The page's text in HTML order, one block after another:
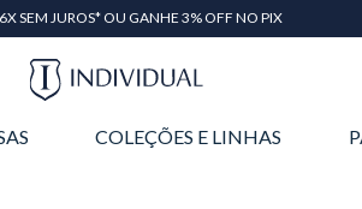
SEM JUROS* OU GANHE 3% OFF NO PIX
COLEÇÕES E LINHAS